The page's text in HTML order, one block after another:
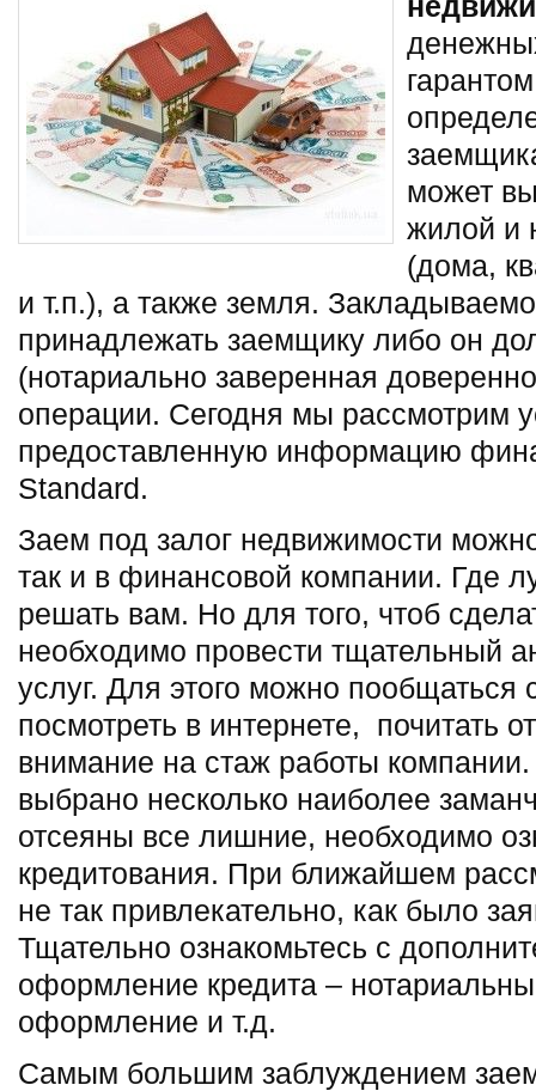
может
жилой и
(дома,
и т.п.), а также земля.
принадлежать заемщику либо он
(нотариально заверенная
операции. Сегодня мы рассмотрим
предоставленную информацию
Standard.
Заем под залог недвижимости
так и в финансовой компании. Где
решать вам. Но для того, чтоб
необходимо провести тщательный
услуг. Для этого можно пообщаться
посмотреть в интернете, почитать
внимание на стаж работы компании.
выбрано несколько наиболее
отсеяны все лишние, необходимо
кредитования. При ближайшем
не так привлекательно, как было
Тщательно ознакомьтесь с
оформление кредита –
оформление и т.д.
Самым большим заблуждением